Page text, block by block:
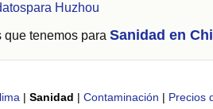
Huzhou
tenemos para Sanidad en
| Sanidad | Contaminación | Precios